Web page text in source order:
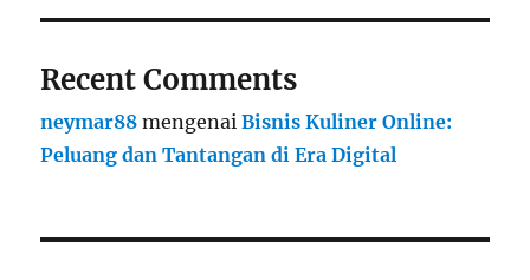
Recent Comments
neymar88 mengenaiBisnis Kuliner Online:
Peluang dan Tantangan di Era Digital